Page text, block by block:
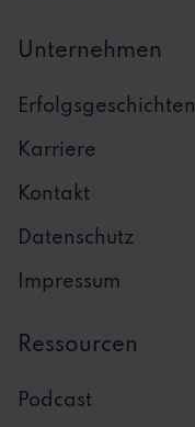
Unternehmen
Erfolgsgeschichten
Karriere
Kontakt
Datenschutz
Impressum
Ressourcen
Podcast